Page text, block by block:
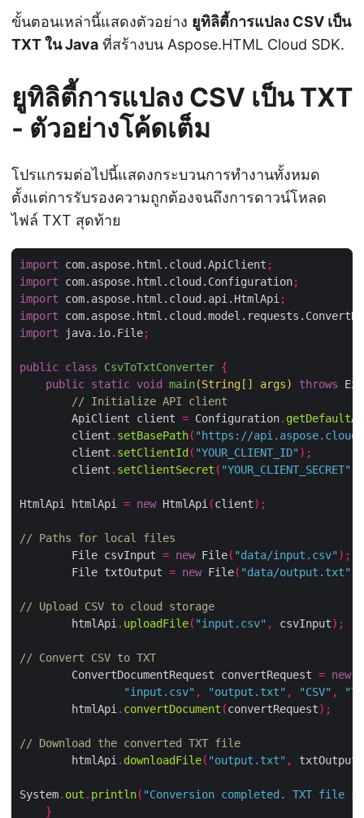
ขั้นตอนเหล่านี้แสดงตัวอย่าง ยูทิลิตี้การแปลง CSV เป็น
TXT ใน Java ที่สร้างบน Aspose.HTML Cloud SDK.
ยูทิลิตี้การแปลง CSV เป็น TXT
- ตัวอย่างโค้ดเต็ม
โปรแกรมต่อไปนี้แสดงกระบวนการทำงานทั้งหมด
ตั้งแต่การรับรองความถูกต้องจนถึงการดาวน์โหลด
ไฟล์ TXT สุดท้าย
import com.aspose.html.cloud.ApiClient ;
import com.aspose.html.cloud.Configuration;
import com.aspose.html.cloud.api.HtmlApi ;
import
import java.io.File;
public class CsvToTxtConverter {
public static void main(String [] args) throws
// Initialize API client
        ApiClient client
= Configuration.
        client
. setBasePath( "https://api.aspose.cloud"
        client
. setClientId ( "YOUR_CLIENT_ID" );
        client
. setClientSecret ( "YOUR_CLIENT_SECRET"
HtmlApi htmlApi = new HtmlApi (client);
// Paths for local files
        File csvInput
= new File( "data/input.csv" );
        File txtOutput
= new File( "data/output.txt"
// Upload CSV to cloud storage
        htmlApi
. uploadFile( "input.csv" , csvInput);
// Convert CSV to TXT
        ConvertDocumentRequest convertRequest
= new
"input.csv" , "output.txt" , "CSV" ,
        htmlApi
. convertDocument (convertRequest);
// Download the converted TXT file
        htmlApi
. downloadFile( "output.txt" , txtOutput
System. out . println( "Conversion completed. TXT file
}